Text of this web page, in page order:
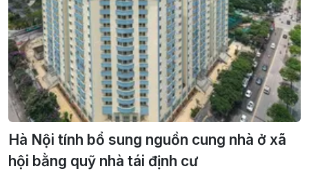
Hà Nội tính bổ sung nguồn cung nhà ở xã
hội bằng quỹ nhà tái định cư